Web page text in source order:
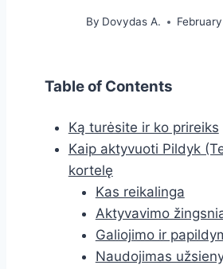
By Dovydas A.
Table of Contents
Ką turėsite ir ko prireiks
Kaip aktyvuoti Pildyk
kortelę
Kas reikalinga
Aktyvavimo
Galiojimo ir
Naudojimas